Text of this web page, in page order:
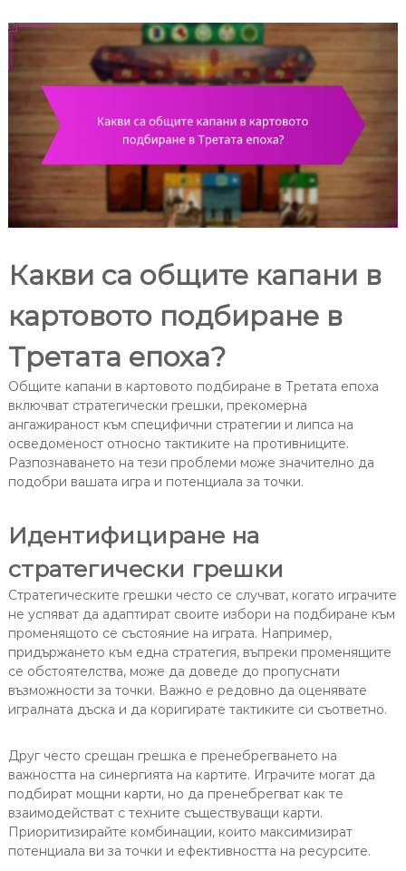
Какви са общите капани в
картовото подбиране в
Третата епоха?
Общите капани в картовото подбиране в Третата епоха
включват стратегически грешки, прекомерна
ангажираност към специфични стратегии и липса на
осведоменост относно тактиките на противниците.
Разпознаването на тези проблеми може значително да
подобри вашата игра и потенциала за точки.
Идентифициране на
стратегически грешки
Стратегическите грешки често се случват, когато играчите
не успяват да адаптират своите избори на подбиране към
променящото се състояние на играта. Например,
придържането към една стратегия, въпреки променящите
се обстоятелства, може да доведе до пропуснати
възможности за точки. Важно е редовно да оценявате
игралната дъска и да коригирате тактиките си съответно.
Друг често срещан грешка е пренебрегването на
важността на синергията на картите. Играчите могат да
подбират мощни карти, но да пренебрегват как те
взаимодействат с техните съществуващи карти.
Приоритизирайте комбинации, които максимизират
потенциала ви за точки и ефективността на ресурсите.